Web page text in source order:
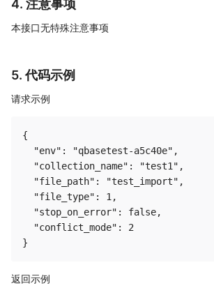
4. 注意事项
本接口无特殊注意事项
5. 代码示例
请求示例
{
  "env": "qbasetest-a5c40e",
  "collection_name": "test1",
  "file_path": "test_import",
  "file_type": 1,
  "stop_on_error": false,
  "conflict_mode": 2
返回示例